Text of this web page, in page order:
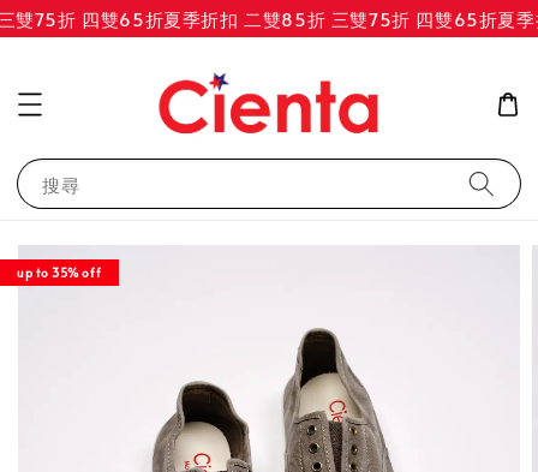
75折 四雙65折夏季折扣 二雙85折 三雙75折 四雙65折夏季
搜尋
up to 35% off